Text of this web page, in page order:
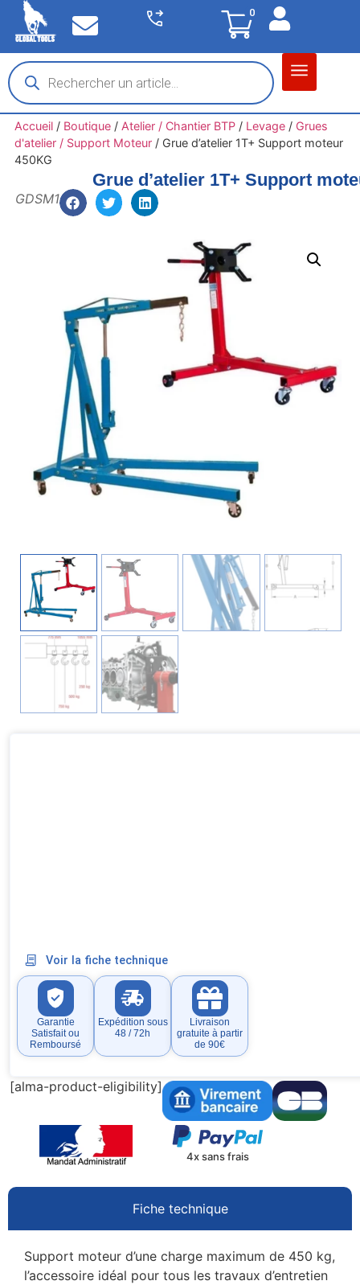
0
Accueil/ Boutique/ Atelier / Chantier BTP/ Levage/ Grues
d'atelier / Support Moteur/ Grue d’atelier 1T+ Support moteur
450KG
Grue d’atelier 1T+ Support
GDSM1
Voir la fiche technique
Garantie
Satisfait ou
Remboursé
Expédition sous
48 / 72h
Livraison
gratuite à partir
de 90€
[alma-product-eligibility]
4x sans frais
Fiche technique
Support moteur d’une charge maximum de 450 kg,
l’accessoire idéal pour tous les travaux d’entretien